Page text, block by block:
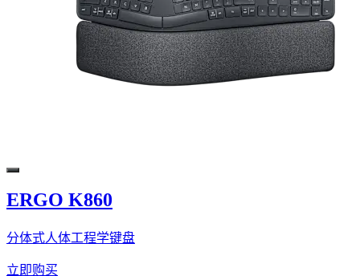
ERGO K860
分体式人体工程学键盘
立即购买